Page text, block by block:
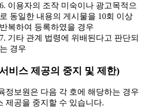
6. 이용자의 조작 미숙이나 광고목적으
로 동일한 내용의 게시물을 10회 이상
반복하여 등록하였을 경우
7. 기타 관계 법령에 위배된다고 판단되
는 경우
비스 제공의 중지 및 제한)
정보원은 다음 각 호에 해당하는 경우
제공을 중지할 수 있습니다.